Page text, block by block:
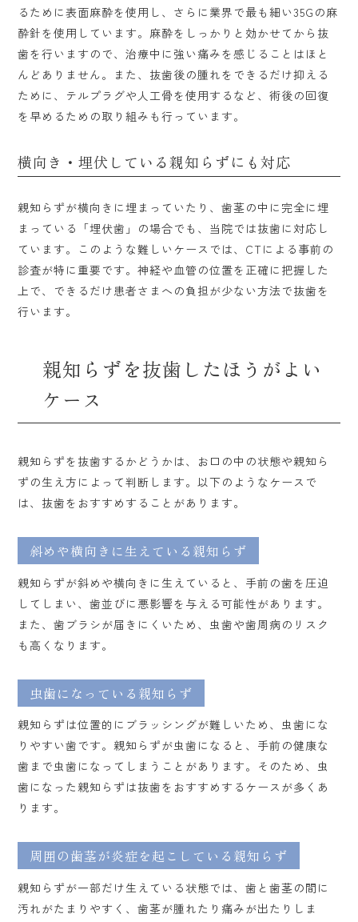
るために表面麻酔を使用し、さらに業界で最も細い35Gの麻
酔針を使用しています。麻酔をしっかりと効かせてから抜
歯を行いますので、治療中に強い痛みを感じることはほと
んどありません。また、抜歯後の腫れをできるだけ抑える
ために、テルプラグや人工骨を使用するなど、術後の回復
を早めるための取り組みも行っています。
横向き・埋伏している親知らずにも対応
親知らずが横向きに埋まっていたり、歯茎の中に完全に埋
まっている「埋伏歯」の場合でも、当院では抜歯に対応し
ています。このような難しいケースでは、CTによる事前の
診査が特に重要です。神経や血管の位置を正確に把握した
上で、できるだけ患者さまへの負担が少ない方法で抜歯を
行います。
親知らずを抜歯したほうがよい
ケース
親知らずを抜歯するかどうかは、お口の中の状態や親知ら
ずの生え方によって判断します。以下のようなケースで
は、抜歯をおすすめすることがあります。
斜めや横向きに生えている親知らず
親知らずが斜めや横向きに生えていると、手前の歯を圧迫
してしまい、歯並びに悪影響を与える可能性があります。
また、歯ブラシが届きにくいため、虫歯や歯周病のリスク
も高くなります。
虫歯になっている親知らず
親知らずは位置的にブラッシングが難しいため、虫歯にな
りやすい歯です。親知らずが虫歯になると、手前の健康な
歯まで虫歯になってしまうことがあります。そのため、虫
歯になった親知らずは抜歯をおすすめするケースが多くあ
ります。
周囲の歯茎が炎症を起こしている親知らず
親知らずが一部だけ生えている状態では、歯と歯茎の間に
汚れがたまりやすく、歯茎が腫れたり痛みが出たりしま